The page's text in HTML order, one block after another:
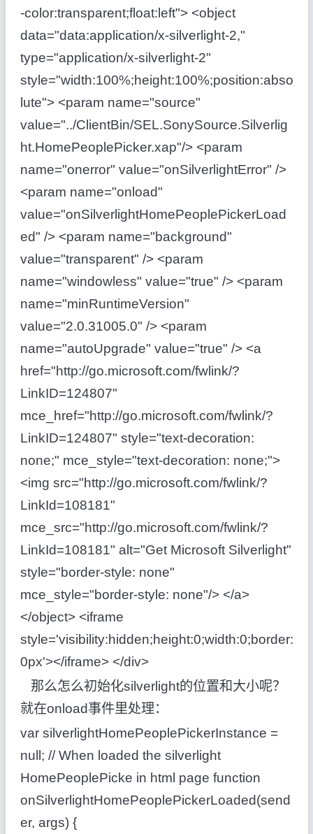
-color:transparent;float:left"> <object
data="data:application/x-silverlight-2,"
type="application/x-silverlight-2"
style="width:100%;height:100%;position:abso
lute"> <param name="source"
value="../ClientBin/SEL.SonySource.Silverlig
ht.HomePeoplePicker.xap"/> <param
name="onerror" value="onSilverlightError" />
<param name="onload"
value="onSilverlightHomePeoplePickerLoad
ed" /> <param name="background"
value="transparent" /> <param
name="windowless" value="true" /> <param
name="minRuntimeVersion"
value="2.0.31005.0" /> <param
name="autoUpgrade" value="true" /> <a
href="http://go.microsoft.com/fwlink/?
LinkID=124807"
mce_href="http://go.microsoft.com/fwlink/?
LinkID=124807" style="text-decoration:
none;" mce_style="text-decoration: none;">
<img src="http://go.microsoft.com/fwlink/?
LinkId=108181"
mce_src="http://go.microsoft.com/fwlink/?
LinkId=108181" alt="Get Microsoft Silverlight"
style="border-style: none"
mce_style="border-style: none"/> </a>
</object> <iframe
style='visibility:hidden;height:0;width:0;border:
0px'></iframe> </div>
那么怎么初始化silverlight的位置和大小呢？
就在onload事件里处理：
var silverlightHomePeoplePickerInstance =
null; // When loaded the silverlight
HomePeoplePicke in html page function
onSilverlightHomePeoplePickerLoaded(send
er, args) {